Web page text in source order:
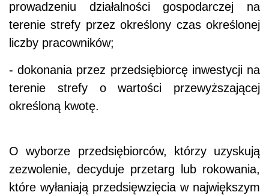
prowadzeniu działalności gospodarczej na
terenie strefy przez określony czas określonej
liczby pracowników;
- dokonania przez przedsiębiorcę inwestycji na
terenie strefy o wartości przewyższającej
określoną kwotę.
O wyborze przedsiębiorców, którzy uzyskują
zezwolenie, decyduje przetarg lub rokowania,
które wyłaniają przedsięwzięcia w największym